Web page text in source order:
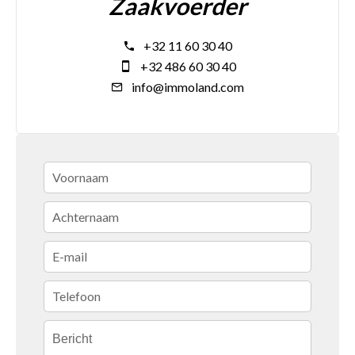
+32 11 60 30 40
+32 486 60 30 40
info@immoland.com